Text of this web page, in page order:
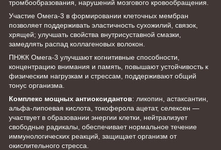
тромбообразования, нарушений мозгового кровообращения.
Участие Омега-3 в формировании клеточных мембран
позволяет поддерживать эластичность сухожилий, связок,
хрящей; улучшать свойства внутрисуставной смазки,
замедлять распад коллагеновых волокон.
ПНЖК Омега-3 улучшают когнитивные способности,
концентрацию внимания и память, повышают устойчивость к
физическим нагрузкам и стрессам, поддерживают общий
тонус организма.
Комплекс мощных антиоксидантов: ликопин, астаксантин,
альфа-липоевая кислота, токоферола ацетат, селексен —
участвует в образовании энергии клетки, нейтрализует
свободные радикалы, обеспечивает нормальное течение
иммунологических реакций, защищает организм от
окислительного стресса.